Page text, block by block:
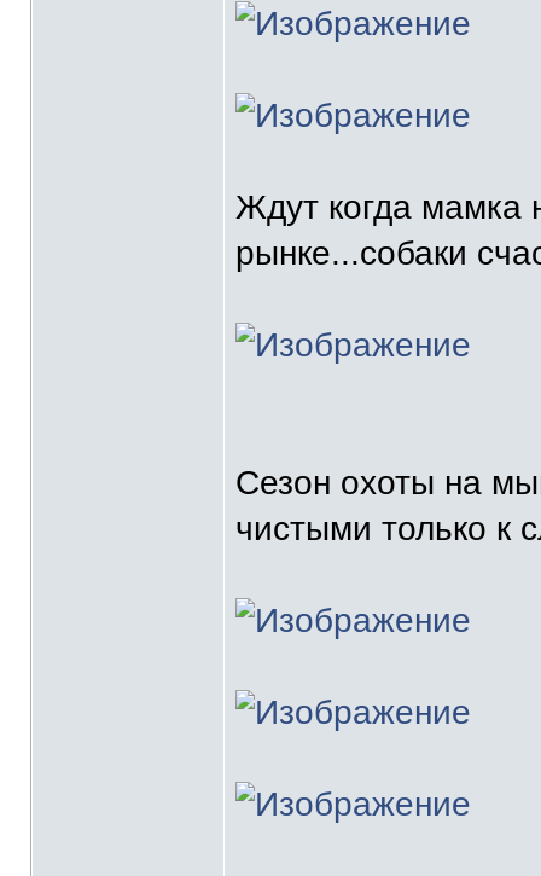
Ждут когда мамка
рынке...собаки
Сезон охоты на
чистыми только к